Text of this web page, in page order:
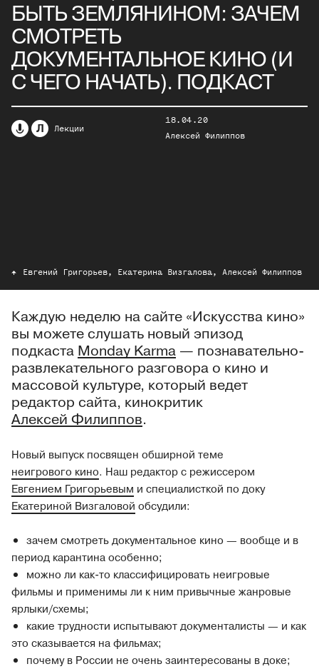
БЫТЬ ЗЕМЛЯНИНОМ: ЗАЧЕМ
СМОТРЕТЬ
ДОКУМЕНТАЛЬНОЕ КИНО (И
С ЧЕГО НАЧАТЬ). ПОДКАСТ
Л Лекции
18.04.20
Алексей Филиппов
Евгений Григорьев, Екатерина Визгалова, Алексей Филиппов
Каждую неделю на сайте «Искусства кино»
вы можете слушать новый эпизод
подкаста Monday Karma — познавательно-
развлекательного разговора о кино и
массовой культуре, который ведет
редактор сайта, кинокритик
Алексей Филиппов.
Новый выпуск посвящен обширной теме
неигрового кино. Наш редактор с режиссером
Евгением Григорьевым и специалисткой по доку
Екатериной Визгаловой обсудили:
зачем смотреть документальное кино — вообще и в
период карантина особенно;
можно ли как-то классифицировать неигровые
фильмы и применимы ли к ним привычные жанровые
ярлыки/схемы;
какие трудности испытывают документалисты — и как
это сказывается на фильмах;
почему в России не очень заинтересованы в доке;